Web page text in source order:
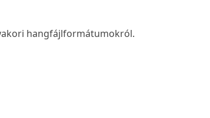
hangfájlformátumokról.